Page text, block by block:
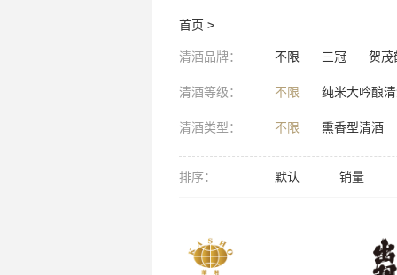
首页 >
清酒品牌： 不限 三冠 贺茂
清酒等级： 不限 纯米大吟酿
清酒类型： 不限 熏香型清酒
排序： 默认 销量